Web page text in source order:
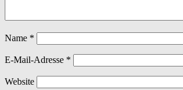
Name *
E-Mail-Adresse *
Website